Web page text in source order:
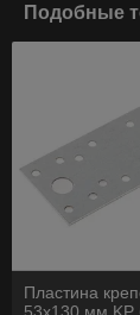
Подобные
Пластина